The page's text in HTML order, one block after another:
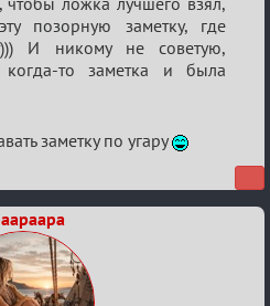
позорную заметку, где
И никому не советую,
то заметка и была
заметку по угару